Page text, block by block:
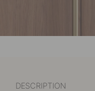
DESCRIPTION